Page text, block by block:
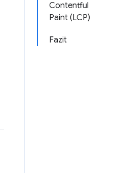
Contentful
Paint (LCP)
Fazit